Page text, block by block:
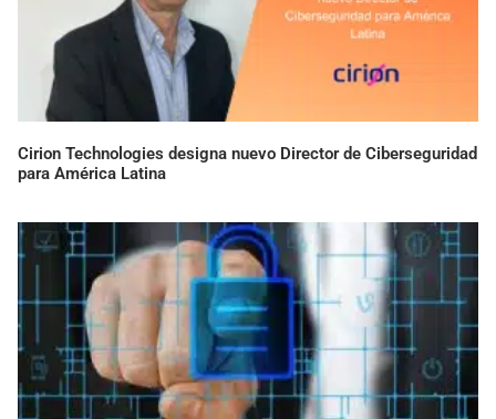
Cirion Technologies designa nuevo Director de Ciberseguridad
para América Latina